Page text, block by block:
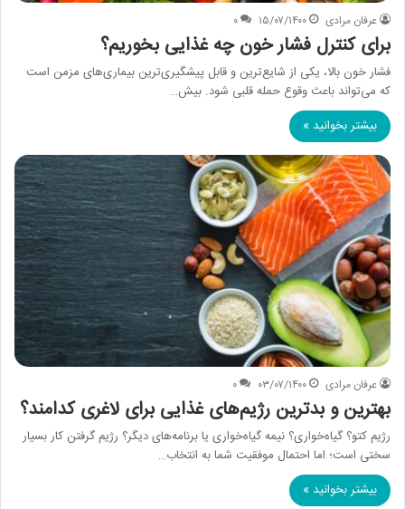
عرفان مرادی ۱۵/۰۷/۱۴۰۰ ۰
برای کنترل فشار خون چه غذایی بخوریم؟
فشار خون بالا، یکی از شایع‌ترین و قابل پیشگیری‌ترین بیماری‌های مزمن است
که می‌تواند باعث وقوع حمله قلبی شود. بیش…
بیشتر بخوانید »
عرفان مرادی ۰۳/۰۷/۱۴۰۰ ۰
بهترین و بدترین رژیم‌های غذایی برای لاغری کدامند؟
رژیم کتو؟ گیاه‌خواری؟ نیمه گیاه‌خواری یا برنامه‌های دیگر؟ رژیم گرفتن کار بسیار
سختی است؛ اما احتمال موفقیت شما به انتخاب…
بیشتر بخوانید »